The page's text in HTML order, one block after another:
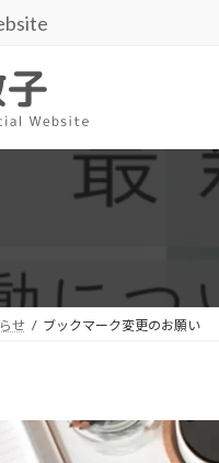
せ ブックマーク変更のお願い